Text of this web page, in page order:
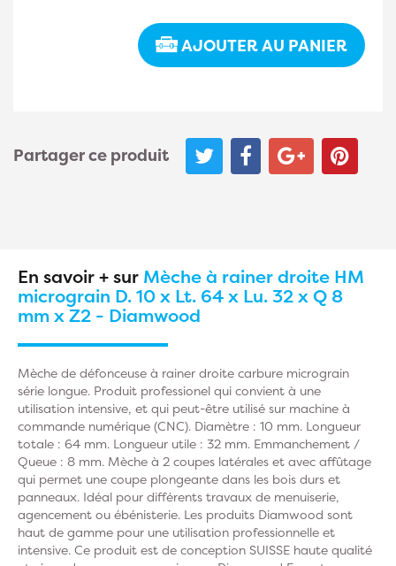
AJOUTER AU PANIER
Partager ce produit
En savoir + sur Mèche à rainer droite HM
micrograin D. 10 x Lt. 64 x Lu. 32 x Q 8
mm x Z2 - Diamwood
Mèche de défonceuse à rainer droite carbure micrograin
série longue. Produit professionel qui convient à une
utilisation intensive, et qui peut-être utilisé sur machine à
commande numérique (CNC). Diamètre : 10 mm. Longueur
totale : 64 mm. Longueur utile : 32 mm. Emmanchement /
Queue : 8 mm. Mèche à 2 coupes latérales et avec affûtage
qui permet une coupe plongeante dans les bois durs et
panneaux. Idéal pour différents travaux de menuiserie,
agencement ou ébénisterie. Les produits Diamwood sont
haut de gamme pour une utilisation professionnelle et
intensive. Ce produit est de conception SUISSE haute qualité